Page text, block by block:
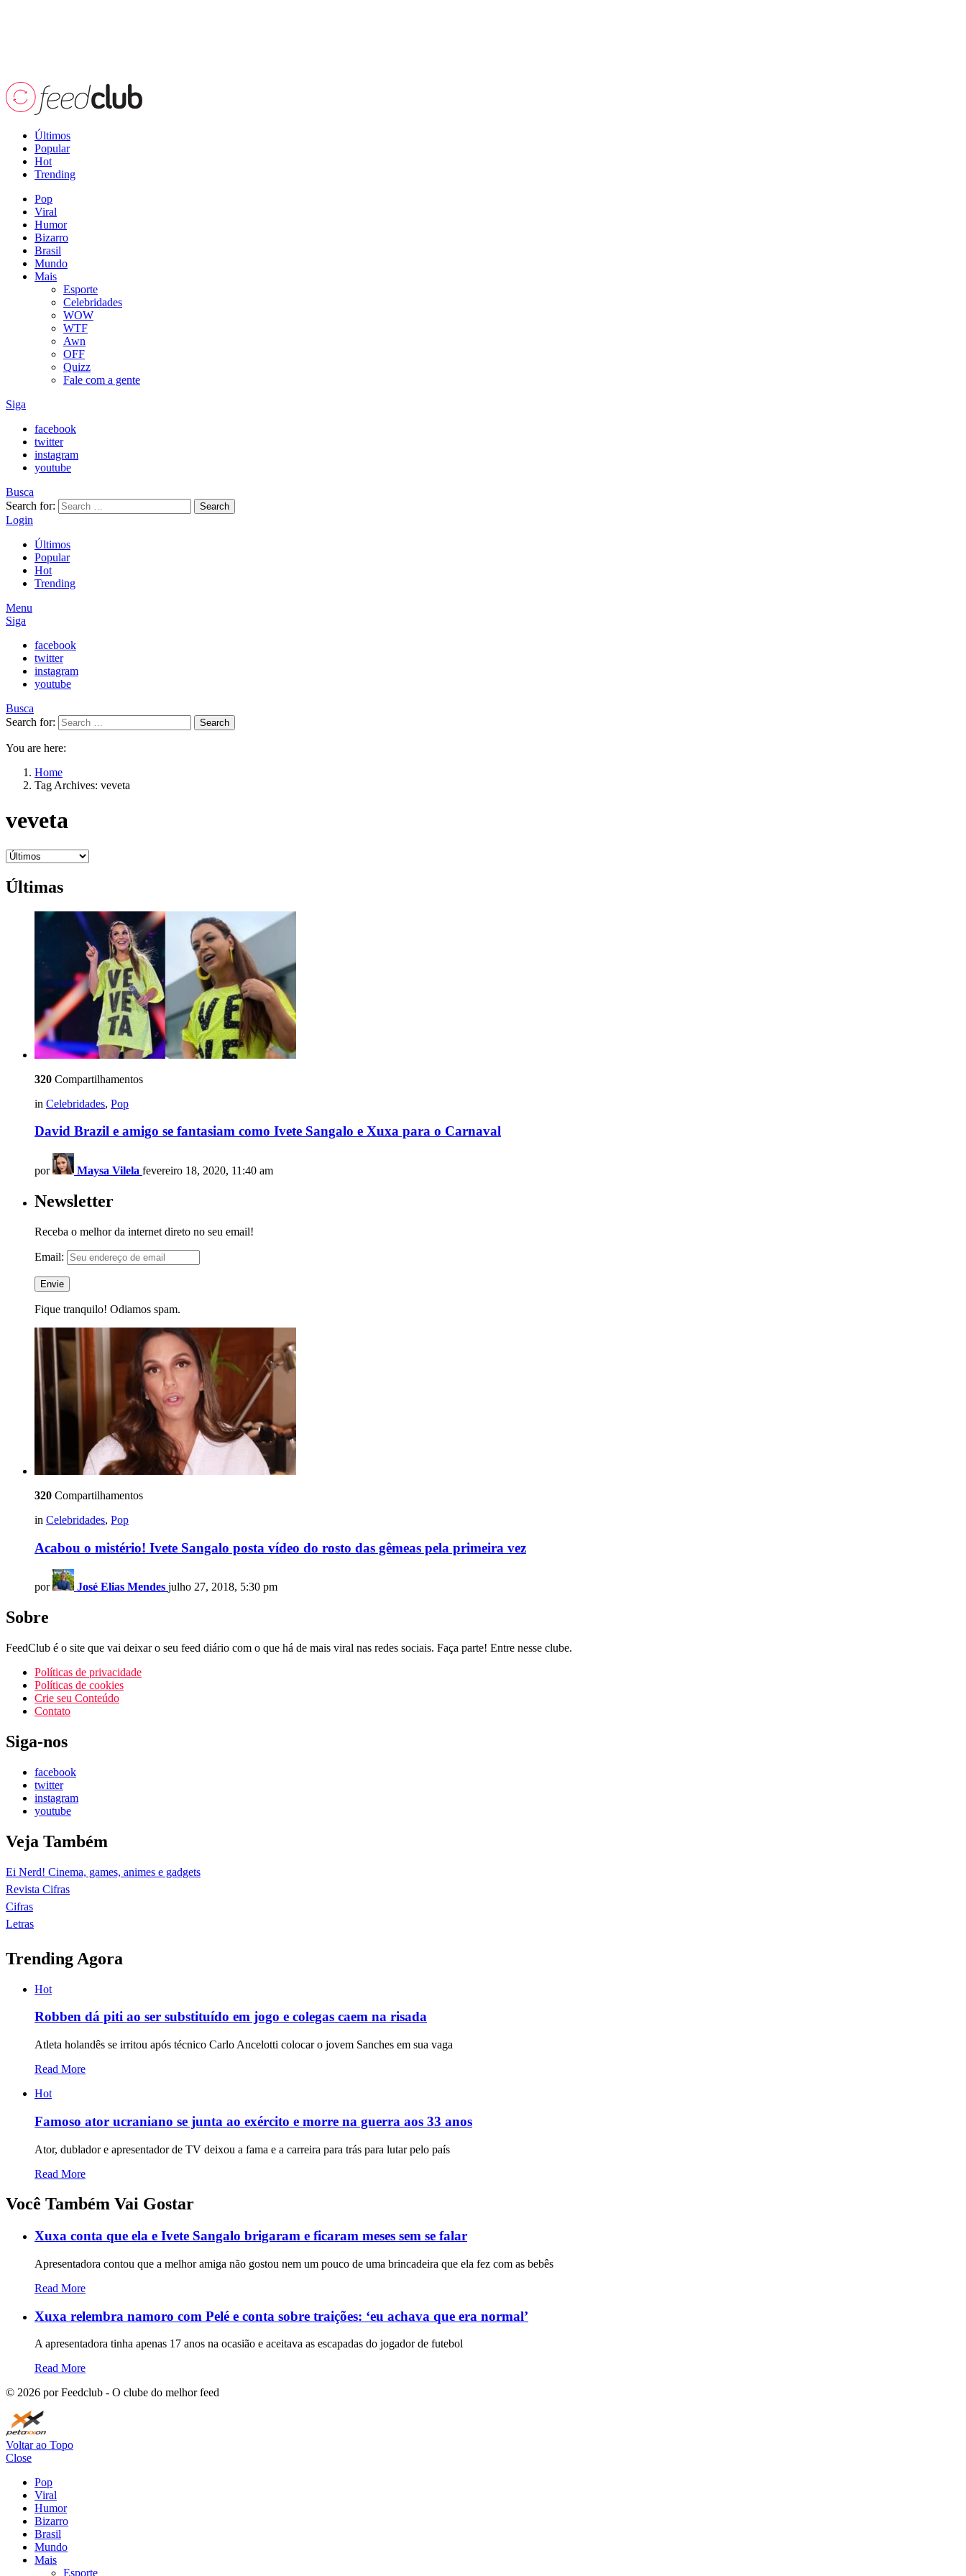
Últimos
Popular
Hot
Trending
Pop
Viral
Humor
Bizarro
Brasil
Mundo
Mais
Esporte
Celebridades
WOW
WTF
Awn
OFF
Quizz
Fale com a gente
Siga
facebook
twitter
instagram
youtube
Busca
Search for:
Search
Login
Últimos
Popular
Hot
Trending
Menu
Siga
facebook
twitter
instagram
youtube
Busca
Search for:
Search
You are here:
Home
Tag Archives: veveta
veveta
Últimas
320 Compartilhamentos
in Celebridades, Pop
David Brazil e amigo se fantasiam como Ivete Sangalo e Xuxa para o Carnaval
por Maysa Vilela fevereiro 18, 2020, 11:40 am
Newsletter
Receba o melhor da internet direto no seu email!
Email:
Fique tranquilo! Odiamos spam.
320 Compartilhamentos
in Celebridades, Pop
Acabou o mistério! Ivete Sangalo posta vídeo do rosto das gêmeas pela primeira vez
por José Elias Mendes julho 27, 2018, 5:30 pm
Sobre
FeedClub é o site que vai deixar o seu feed diário com o que há de mais viral nas redes sociais. Faça parte! Entre nesse clube.
Políticas de privacidade
Políticas de cookies
Crie seu Conteúdo
Contato
Siga-nos
facebook
twitter
instagram
youtube
Veja Também
Ei Nerd! Cinema, games, animes e gadgets
Revista Cifras
Cifras
Letras
Trending Agora
Hot
Robben dá piti ao ser substituído em jogo e colegas caem na risada
Atleta holandês se irritou após técnico Carlo Ancelotti colocar o jovem Sanches em sua vaga
Read More
Hot
Famoso ator ucraniano se junta ao exército e morre na guerra aos 33 anos
Ator, dublador e apresentador de TV deixou a fama e a carreira para trás para lutar pelo país
Read More
Você Também Vai Gostar
Xuxa conta que ela e Ivete Sangalo brigaram e ficaram meses sem se falar
Apresentadora contou que a melhor amiga não gostou nem um pouco de uma brincadeira que ela fez com as bebês
Read More
Xuxa relembra namoro com Pelé e conta sobre traições: ‘eu achava que era normal’
A apresentadora tinha apenas 17 anos na ocasião e aceitava as escapadas do jogador de futebol
Read More
© 2026 por Feedclub - O clube do melhor feed
Voltar ao Topo
Close
Pop
Viral
Humor
Bizarro
Brasil
Mundo
Mais
Esporte